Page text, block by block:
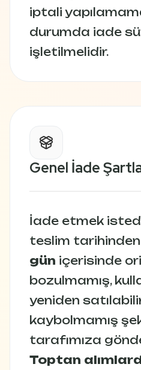
iptali
durumda iade
işletilmelidir.
Genel İade
İade etmek
teslim
gün içerisinde
bozulmamış,
yeniden
kaybolmamış
tarafımıza
Toptan